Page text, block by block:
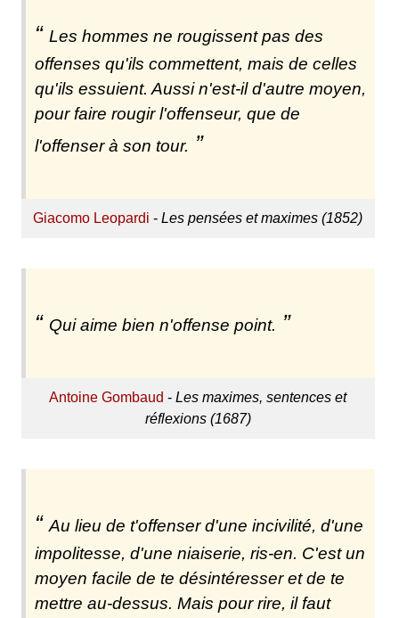
Les hommes ne rougissent pas des
offenses qu'ils commettent, mais de celles
qu'ils essuient. Aussi n'est-il d'autre moyen,
pour faire rougir l'offenseur, que de
l'offenser à son tour.
Giacomo Leopardi -Les pensées et maximes (1852)
Qui aime bien n'offense point.
Antoine Gombaud -Les maximes, sentences et
réflexions (1687)
Au lieu de t'offenser d'une incivilité, d'une
impolitesse, d'une niaiserie, ris-en. C'est un
moyen facile de te désintéresser et de te
mettre au-dessus. Mais pour rire, il faut